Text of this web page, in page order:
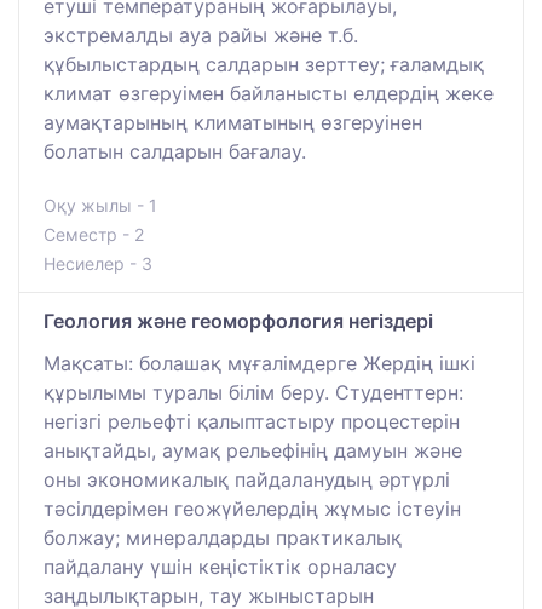
етуші температураның жоғарылауы,
экстремалды ауа райы және т.б.
құбылыстардың салдарын зерттеу; ғаламдық
климат өзгеруімен байланысты елдердің жеке
аумақтарының климатының өзгеруінен
болатын салдарын бағалау.
Оқу жылы - 1
Семестр - 2
Несиелер - 3
Геология және геоморфология негіздері
Мақсаты: болашақ мұғалімдерге Жердің ішкі
құрылымы туралы білім беру. Студенттерн:
негізгі рельефті қалыптастыру процестерін
анықтайды, аумақ рельефінің дамуын және
оны экономикалық пайдаланудың әртүрлі
тәсілдерімен геожүйелердің жұмыс істеуін
болжау; минералдарды практикалық
пайдалану үшін кеңістіктік орналасу
заңдылықтарын, тау жыныстарын